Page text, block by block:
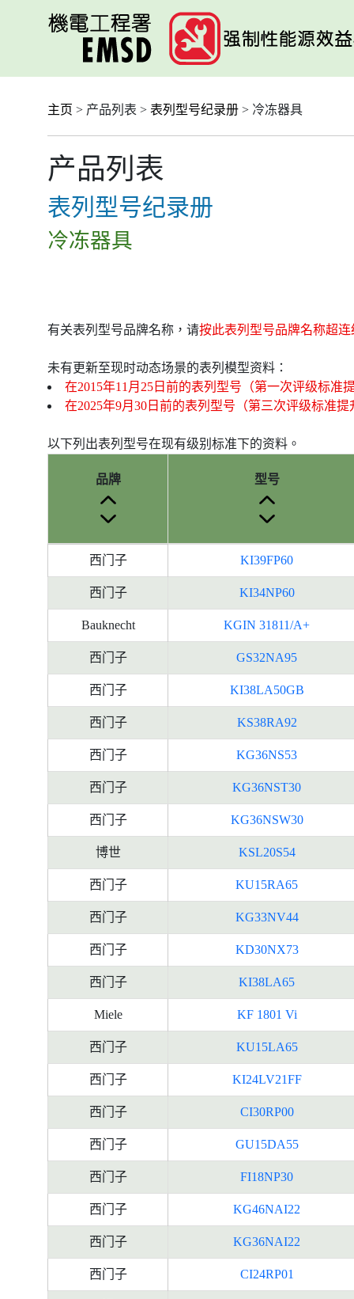
主页 > 产品列表 > 表列型号纪录册 > 冷冻器具
产品列表
表列型号纪录册
冷冻器具
有关表列型号品牌名称，请按此表列型号品牌名称超连
未有更新至现时动态场景的表列模型资料：
在2015年11月25日前的表列型号（第一次评级标准
在2025年9月30日前的表列型号（第三次评级标准提
以下列出表列型号在现有级别标准下的资料。
号
签
料
品牌 型号
西门子 KI39FP60
西门子 KI34NP60
Bauknecht KGIN 31811/A+
西门子 GS32NA95
西门子 KI38LA50GB
西门子 KS38RA92
西门子 KG36NS53
西门子 KG36NST30
西门子 KG36NSW30
博世 KSL20S54
西门子 KU15RA65
西门子 KG33NV44
西门子 KD30NX73
西门子 KI38LA65
Miele KF 1801 Vi
西门子 KU15LA65
西门子 KI24LV21FF
西门子 CI30RP00
西门子 GU15DA55
西门子 FI18NP30
西门子 KG46NAI22
西门子 KG36NAI22
西门子 CI24RP01